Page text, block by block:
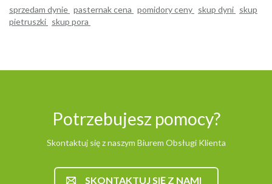
sprzedam dynie pasternak cena pomidory ceny skup dyni skup
pietruszki skup pora
Potrzebujesz pomocy?
Skontaktuj się z naszym Biurem Obsługi Klienta
SKONTAKTUJ SIĘ Z NAMI